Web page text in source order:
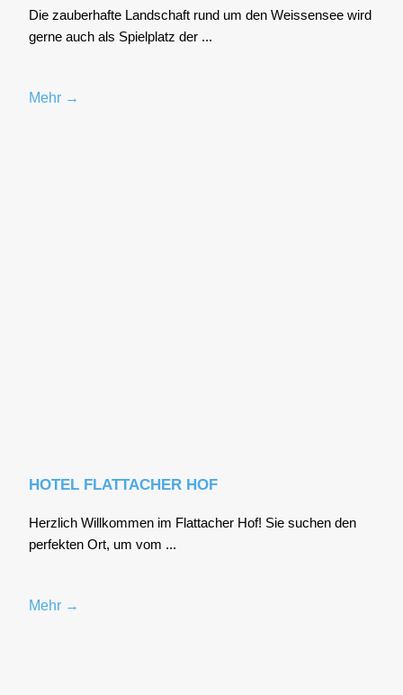
Die zau­ber­haf­te Land­schaft rund um den Weis­sen­see wird
ger­ne auch als Spiel­platz der ...
Mehr →
HOTEL FLATTACHER HOF
Herz­lich Will­kom­men im Flat­ta­cher Hof! Sie suchen den
per­fek­ten Ort, um vom ...
Mehr →